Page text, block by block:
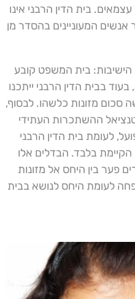
בית הדין הרבני אינו
אנשים המעוניינים בהסדר מן
הישיבות: בית המשפט קובע
בבית הדין הרבני ייתכנו
סכום מזונות כלשהו. לבסוף,
ההשתכרות העתידי
לעומת בית הדין הרבני
בלבד. הבדלים אלו
פער בין היחס אל מזונות
לעומת היחס לנושא בבית